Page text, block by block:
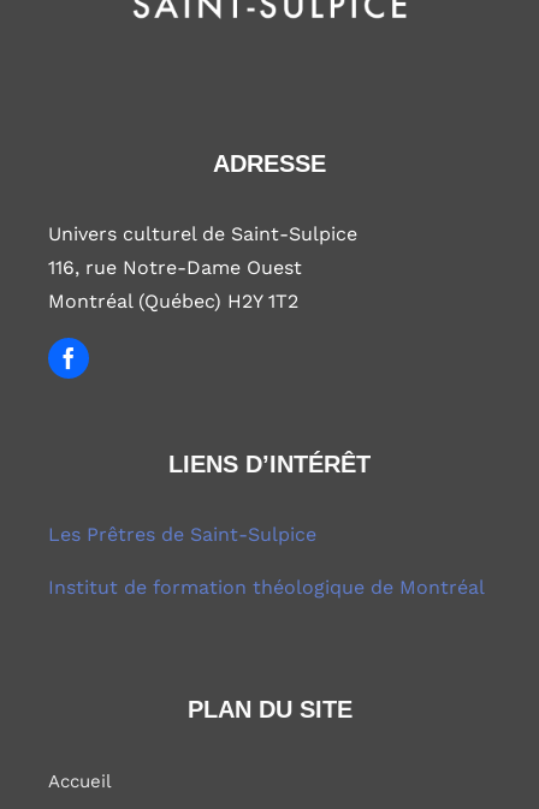
ADRESSE
Univers culturel de Saint-Sulpice
116, rue Notre-Dame Ouest
Montréal (Québec) H2Y 1T2
LIENS D’INTÉRÊT
Les Prêtres de Saint-Sulpice
Institut de formation théologique de Montréal
PLAN DU SITE
Accueil